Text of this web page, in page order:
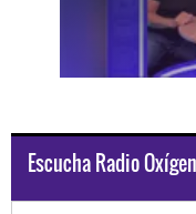
Escucha Radio